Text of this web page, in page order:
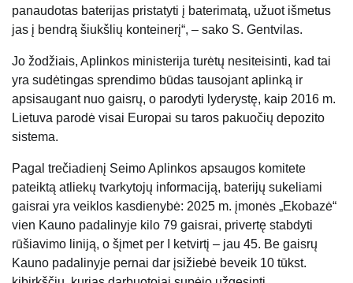
panaudotas baterijas pristatyti į baterimatą, užuot išmetus
jas į bendrą šiukšlių konteinerį“, – sako S. Gentvilas.
Jo žodžiais, Aplinkos ministerija turėtų nesiteisinti, kad tai
yra sudėtingas sprendimo būdas tausojant aplinką ir
apsisaugant nuo gaisrų, o parodyti lyderystę, kaip 2016 m.
Lietuva parodė visai Europai su taros pakuočių depozito
sistema.
Pagal trečiadienį Seimo Aplinkos apsaugos komitete
pateiktą atliekų tvarkytojų informaciją, baterijų sukeliami
gaisrai yra veiklos kasdienybė: 2025 m. įmonės „Ekobazė“
vien Kauno padalinyje kilo 79 gaisrai, privertę stabdyti
rūšiavimo liniją, o šįmet per I ketvirtį – jau 45. Be gaisrų
Kauno padalinyje pernai dar įsižiebė beveik 10 tūkst.